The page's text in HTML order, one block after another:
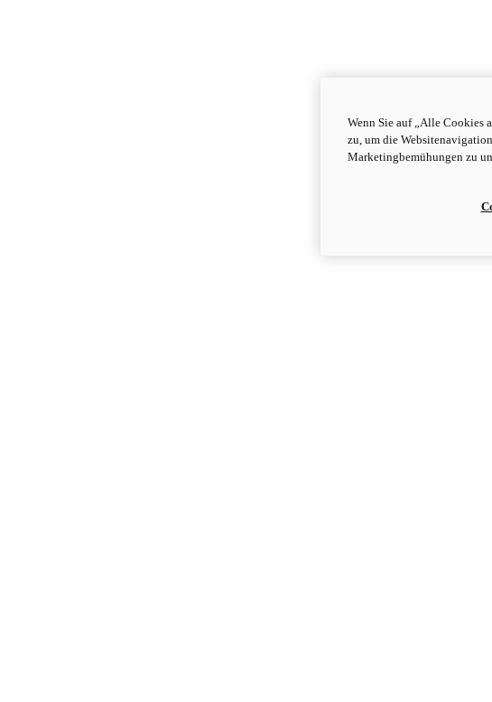
Wenn Sie auf „Alle Cookies
zu, um die
Marketingbemühungen zu